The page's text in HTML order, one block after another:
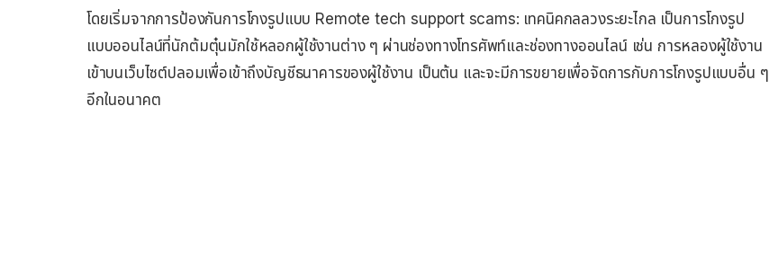
โดยเริ่มจากการป้องกันการโกงรูปแบบ Remote tech support scams: เทคนิคกลลวงระยะไกล เป็นการโกงรูป
แบบออนไลน์ที่นักต้มตุ๋นมักใช้หลอกผู้ใช้งานต่าง ๆ ผ่านช่องทางโทรศัพท์และช่องทางออนไลน์ เช่น การหลองผู้ใช้งาน
เข้าบนเว็บไซต์ปลอมเพื่อเข้าถึงบัญชีธนาคารของผู้ใช้งาน เป็นต้น และจะมีการขยายเพื่อจัดการกับการโกงรูปแบบอื่น ๆ
อีกในอนาคต